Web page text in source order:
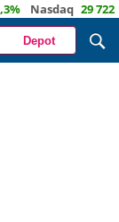
Nasdaq 29 722
Depot